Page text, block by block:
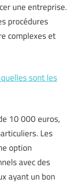
une entreprise.
procédures
complexes et
sont les
10 000 euros,
Les
option
avec des
ayant un bon